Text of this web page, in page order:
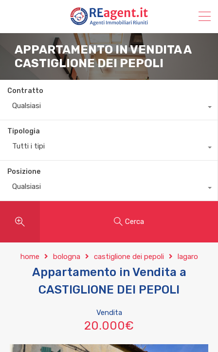
APPARTAMENTO IN VENDITA A
CASTIGLIONE DEI PEPOLI
Contratto
Qualsiasi
Tipologia
Tutti i tipi
Posizione
Qualsiasi
Cerca
home bologna castiglione dei pepoli lagaro
Appartamento in Vendita a
CASTIGLIONE DEI PEPOLI
Vendita
20.000€